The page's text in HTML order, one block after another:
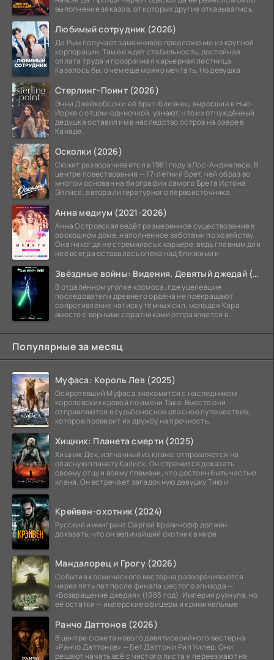
выполнение заказов, от которых другие отказывались,
Любимый сотрудник (2026)
Да Рым получает заманчивое предложение из крупной
корпорации. Там ее ждет стабильность, достойная
оплата труда и прозрачная карьерная лестница.
Казалось бы, о чем еще можно мечтать. Но девушка
Стерлинг-Поинт (2026)
Энни Джейкобсон и её брат-близнец, выросшие в Нью-
Йорке с отцом-одиночкой, узнают, что их отчуждённый
дедушка оставил им в наследство остров на озере в
Канаде.
Осколки (2026)
Сюжет разворачивается в 1981 году в Лос-Анджелесе. В
центре повествования — 17-летний Брет, чей образ во
многом основан на биографии самого Брета Истона
Эллиса, автора литературного первоисточника.
Анна медиум (2021-2026)
Анна Островская ведёт размеренное существование в
роскошном доме, наполненное заботами по хозяйству.
Она никогда не стремилась к карьере, ведь главным для
неё всегда оставалась опека над близкими и
Звёздные войны: Видения. Девятый джедай (2026)
В отдалённом уголке космоса, где уцелевшие
последователи древнего ордена не прекращают
сопротивление натиску тёмных сил, молодая Кара
вместе с верными соратниками отправляется в
Популярные за месяц
Муфаса: Король Лев (2025)
Осиротевший Муфаса знакомится с наследником
королевских кровей по имени Така. Вместе они
отправляются в судьбоносное опасное путешествие,
которое проверит их дружбу на прочность.
Хищник: Планета смерти (2025)
Хищник Дек, изгнанный из клана, отправляется на
опасную планету Калиск. Он стремится доказать
своему отцу и всему племени, что достоин быть частью
клана. Он встречает загадочную девушку Тию и
Крейвен-охотник (2024)
Русский иммигрант Сергей Кравинофф должен
доказать, что он величайший охотник в мире.
Мандалорец и Грогу (2026)
События космического вестерна разворачиваются
через пять лет после финала шестого эпизода —
«Возвращение джедая» (1983 год). Империя рухнула, но
её остатки — имперские офицеры и криминальные
Ранчо Даттонов (2026)
В центре сюжета нового девятисерийного вестерна
«Ранчо Даттонов» — Бет Даттон и Рип Уилер. Они
решают начать всё с чистого листа и переезжают на